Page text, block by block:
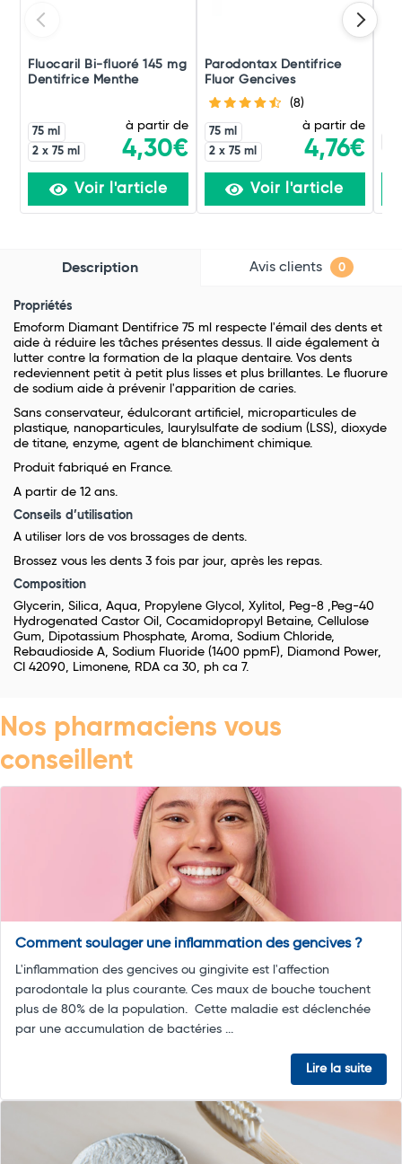
Fluocaril Bi-fluoré 145 mg
Dentifrice Menthe
75 ml
2 x 75 ml
à partir de
4,30€
Voir l'article
Parodontax Dentifrice
Fluor Gencives
(8)
75 ml
2 x 75 ml
à partir de
4,76€
Voir l'article
Description Avis clients 0
Propriétés
Emoform Diamant Dentifrice 75 ml respecte l'émail des dents et
aide à réduire les tâches présentes dessus. Il aide également à
lutter contre la formation de la plaque dentaire. Vos dents
redeviennent petit à petit plus lisses et plus brillantes. Le fluorure
de sodium aide à prévenir l'apparition de caries.
Sans conservateur, édulcorant artificiel, microparticules de
plastique, nanoparticules, laurylsulfate de sodium (LSS), dioxyde
de titane, enzyme, agent de blanchiment chimique.
Produit fabriqué en France.
A partir de 12 ans.
Conseils d’utilisation
A utiliser lors de vos brossages de dents.
Brossez vous les dents 3 fois par jour, après les repas.
Composition
Glycerin, Silica, Aqua, Propylene Glycol, Xylitol, Peg-8 ,Peg-40
Hydrogenated Castor Oil, Cocamidopropyl Betaine, Cellulose
Gum, Dipotassium Phosphate, Aroma, Sodium Chloride,
Rebaudioside A, Sodium Fluoride (1400 ppmF), Diamond Power,
CI 42090, Limonene, RDA ca 30, ph ca 7.
Nos pharmaciens vous
conseillent
Comment soulager une inflammation des gencives ?
L'inflammation des gencives ou gingivite est l'affection
parodontale la plus courante. Ces maux de bouche touchent
plus de 80% de la population. Cette maladie est déclenchée
par une accumulation de bactéries ...
Lire la suite